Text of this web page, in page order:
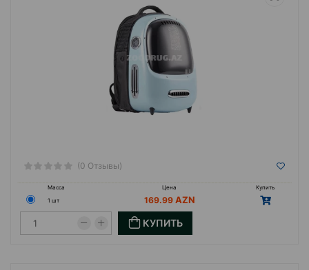
(0 Отзывы)
Масса Цена
Купить
1 шт
169.99
КУПИТЬ